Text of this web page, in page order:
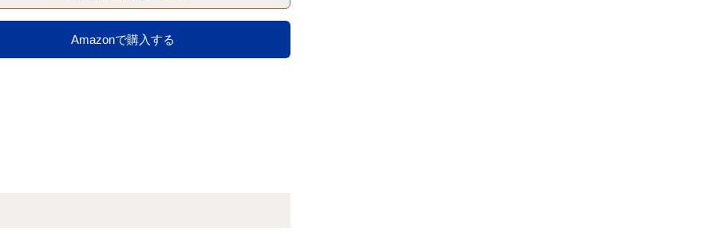
Amazonで購入する